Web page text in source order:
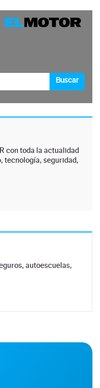
con toda la actualidad
tecnología, seguridad,
autoescuelas,